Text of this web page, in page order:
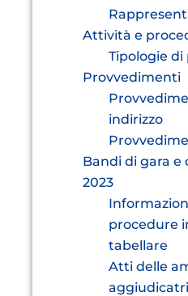
Attività e
Tipologie
Provvedimenti
indirizzo
Bandi di gara
2023
procedure
tabellare
Atti delle